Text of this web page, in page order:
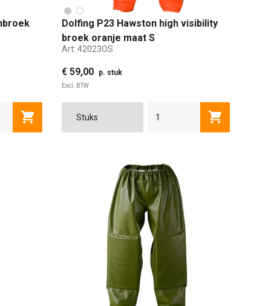
Toevoegen aan winkelwagen
Dolfing P23 Hawston high visibility
broek oranje maat S
Art: 42023OS
€ 59,00 p. stuk
Excl. BTW
S L 2XL
Toevoegen